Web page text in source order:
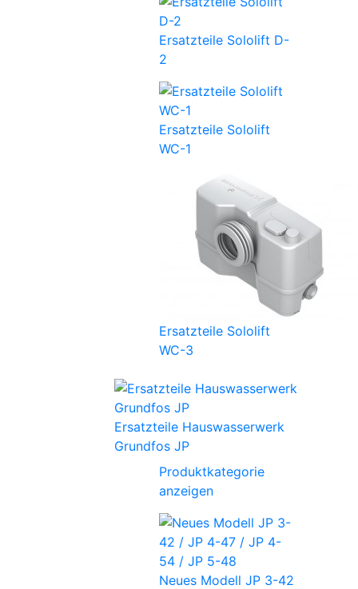
Ersatzteile Sololift D-
2
Ersatzteile Sololift
WC-1
Ersatzteile Sololift
WC-3
Ersatzteile Hauswasserwerk
Grundfos JP
Produktkategorie
anzeigen
Neues Modell JP 3-42